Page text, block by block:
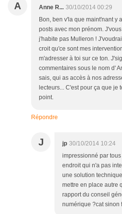
A Anne R... 30/10/2014 00:29
Bon, ben v'la que maint'nant y
posts avec mon prénom.
j'habite pas Mulleron !
croit qu'ce sont mes
m'adresser à toi sur ce ton.
commentaires sous le nom d'
sais, qui as accès à nos
lecteurs... C'est pour ça que je
point.
Répondre
J jp 30/10/2014 10:24
impressionné par
endroit qui n'a pas
une solution
mettre en place autre
rapport du conseil
numérique ?cat sinon